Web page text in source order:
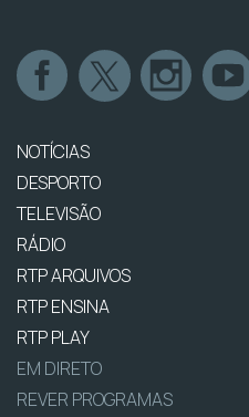
NOTÍCIAS
DESPORTO
TELEVISÃO
RÁDIO
RTP ARQUIVOS
RTP ENSINA
RTP PLAY
EM DIRETO
REVER PROGRAMAS